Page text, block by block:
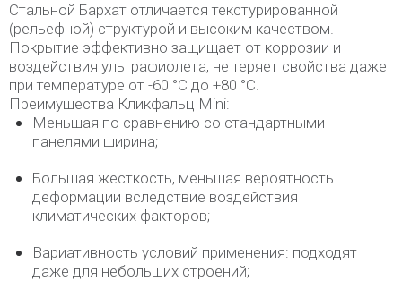
Стальной Бархат отличается текстурированной
(рельефной) структурой и высоким качеством.
Покрытие эффективно защищает от коррозии и
воздействия ультрафиолета, не теряет свойства даже
при температуре от -60 °C до +80 °C.
Преимущества Кликфальц Mini:
Меньшая по сравнению со стандартными
панелями ширина;
Большая жесткость, меньшая вероятность
деформации вследствие воздействия
климатических факторов;
Вариативность условий применения: подходят
даже для небольших строений;